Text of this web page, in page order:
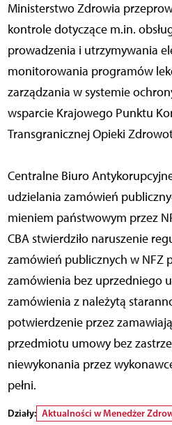
Ministerstwo Zdrowia
kontrole dotyczące m.in.
prowadzenia i utrzymywania
monitorowania programów
zarządzania w systemie
wsparcie Krajowego Punktu
Transgranicznej Opieki
Centralne Biuro
udzielania zamówień
mieniem państwowym przez
CBA stwierdziło naruszenie
zamówień publicznych w NFZ
zamówienia bez uprzedniego
zamówienia z należytą
potwierdzenie przez
przedmiotu umowy bez
niewykonania przez
pełni.
Działy: Aktualności w Menedżer